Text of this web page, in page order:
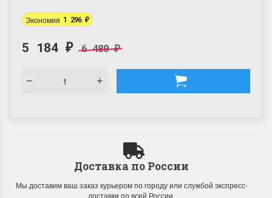
Экономия 1 296 ₽
5 184 ₽ 6 480₽
Доставка по России
Мы доставим ваш заказ курьером по городу или службой экспресс-
доставки по всей России.